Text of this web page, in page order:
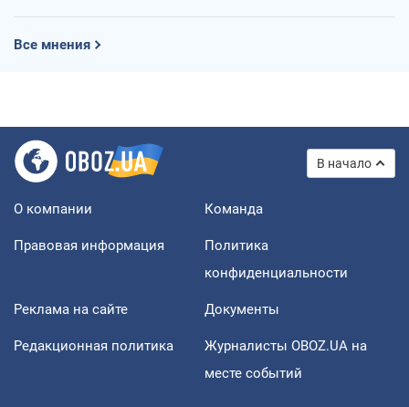
Все мнения
В начало
О компании Команда
Правовая информация
Политика
конфиденциальности
Реклама на сайте Документы
Редакционная политика
Журналисты OBOZ.UA на
месте событий